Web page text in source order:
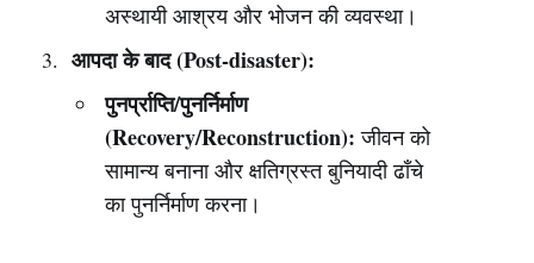
अस्थायी आश्रय और भोजन की व्यवस्था।
आपदा के बाद (Post-disaster):
पुनर्प्राप्ति/पुनर्निर्माण
(Recovery/Reconstruction): जीवन को
सामान्य बनाना और क्षतिग्रस्त बुनियादी ढाँचे
का पुनर्निर्माण करना।